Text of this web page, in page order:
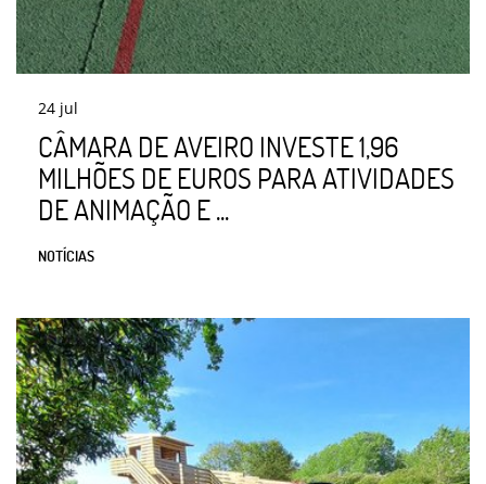
24 jul
CÂMARA DE AVEIRO INVESTE 1,96
MILHÕES DE EUROS PARA ATIVIDADES
DE ANIMAÇÃO E ...
NOTÍCIAS